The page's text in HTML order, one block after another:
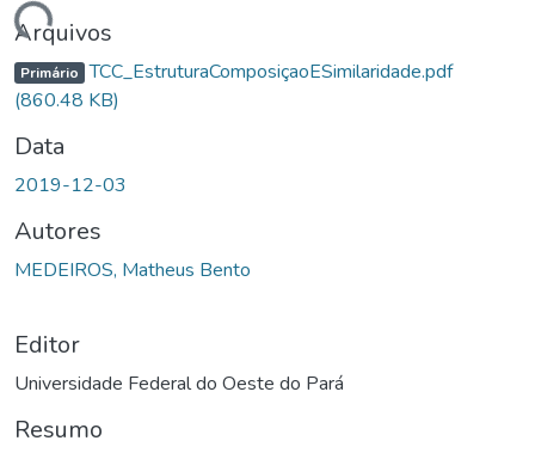
Arquivos
Primário TCC_EstruturaComposiçaoESimilaridade.pdf
(860.48 KB)
Data
2019-12-03
Autores
MEDEIROS, Matheus Bento
Editor
Universidade Federal do Oeste do Pará
Resumo